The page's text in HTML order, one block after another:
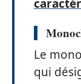
Le
qui